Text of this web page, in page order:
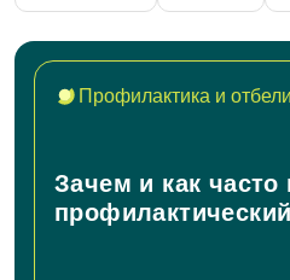
Профилактика и
Зачем и как часто